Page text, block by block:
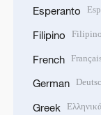
Esperanto
Filipino Filipino
French
German
Greek